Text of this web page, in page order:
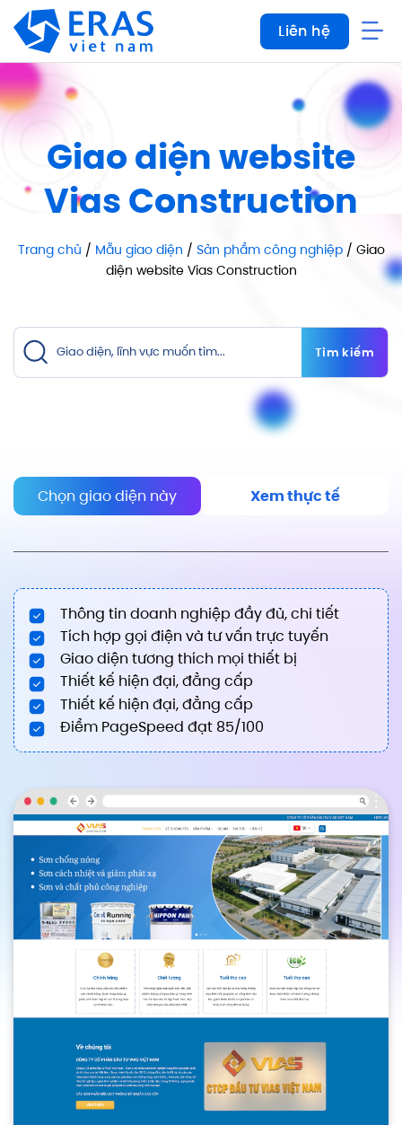
qua
dung
Liên hệ
Giao diện website
Vias Construction
Trang chủ / Mẫu giao diện / Sản phẩm công nghiệp/ Giao
diện website Vias Construction
Tìm kiếm
Chọn giao diện này Xem thực tế
Thông tin doanh nghiệp đầy đủ, chi tiết
Tích hợp gọi điện và tư vấn trực tuyến
Giao diện tương thích mọi thiết bị
Thiết kế hiện đại, đẳng cấp
Thiết kế hiện đại, đẳng cấp
Điểm PageSpeed đạt 85/100